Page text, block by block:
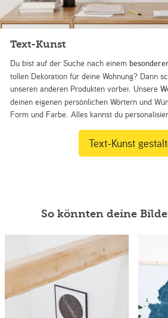
Text-Kunst
Du bist auf der Suche nach einem
tollen Dekoration für deine Wohnung? Dann
unseren anderen Produkten vorbei. Unsere
deinen eigenen persönlichen Wörtern und
Form und Farbe. Alles kannst du
Text-Kunst
So könnten deine